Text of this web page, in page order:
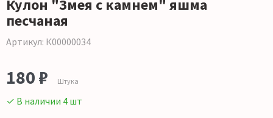
Кулон "Змея с камнем" яшма
песчаная
Артикул: К00000034
180 ₽ Штука
✓ В наличии 4 шт